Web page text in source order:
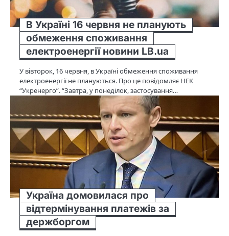
В Україні 16 червня не планують
обмеження споживання
електроенергії новини LB.ua
У вівторок, 16 червня, в Україні обмеження споживання
електроенергії не плануються. Про це повідомляє НЕК
“Укренерго”. “Завтра, у понеділок, застосування…
Україна домовилася про
відтермінування платежів за
держборгом